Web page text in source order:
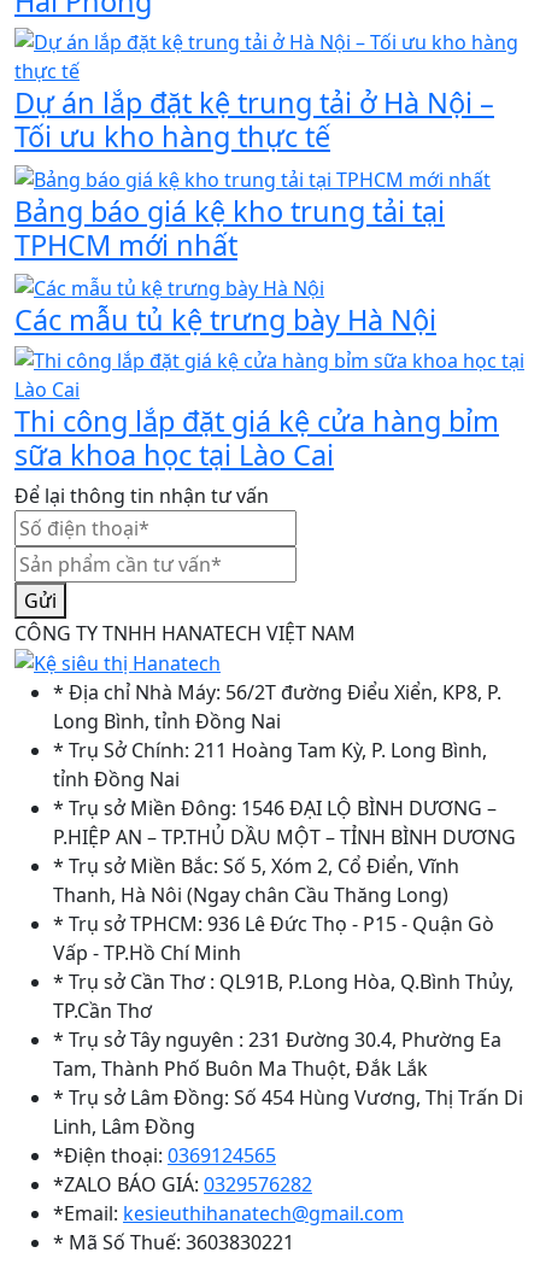
Dự án lắp đặt kệ trung tải ở Hà Nội –
Tối ưu kho hàng thực tế
Bảng báo giá kệ kho trung tải tại
TPHCM mới nhất
Các mẫu tủ kệ trưng bày Hà Nội
Thi công lắp đặt giá kệ cửa hàng bỉm
sữa khoa học tại Lào Cai
Để lại thông tin nhận tư vấn
Gửi
CÔNG TY TNHH HANATECH VIỆT NAM
* Địa chỉ Nhà Máy: 56/2T đường Điểu Xiển, KP8, P.
Long Bình, tỉnh Đồng Nai
* Trụ Sở Chính: 211 Hoàng Tam Kỳ, P. Long Bình,
tỉnh Đồng Nai
* Trụ sở Miền Đông: 1546 ĐẠI LỘ BÌNH DƯƠNG –
P.HIỆP AN – TP.THỦ DẦU MỘT – TỈNH BÌNH DƯƠNG
* Trụ sở Miền Bắc: Số 5, Xóm 2, Cổ Điển, Vĩnh
Thanh, Hà Nôi (Ngay chân Cầu Thăng Long)
* Trụ sở TPHCM: 936 Lê Đức Thọ - P15 - Quận Gò
Vấp - TP.Hồ Chí Minh
* Trụ sở Cần Thơ : QL91B, P.Long Hòa, Q.Bình Thủy,
TP.Cần Thơ
* Trụ sở Tây nguyên : 231 Đường 30.4, Phường Ea
Tam, Thành Phố Buôn Ma Thuột, Đắk Lắk
* Trụ sở Lâm Đồng: Số 454 Hùng Vương, Thị Trấn Di
Linh, Lâm Đồng
*Điện thoại: 0369124565
*ZALO BÁO GIÁ: 0329576282
*Email: kesieuthihanatech@gmail.com
* Mã Số Thuế: 3603830221